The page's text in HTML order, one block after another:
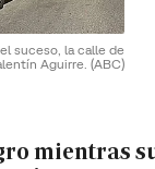
suceso, la calle de
Aguirre. (ABC)
mientras